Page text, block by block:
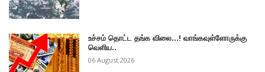
உச்சம் தொட்ட தங்க விலை...! வாங்கவுள்ளோருக்கு
வெளிய..
06 August 2026